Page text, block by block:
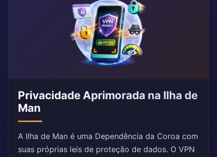
Privacidade Aprimorada na Ilha de
Man
A Ilha de Man é uma Dependência da Coroa com
suas próprias leis de proteção de dados. O VPN